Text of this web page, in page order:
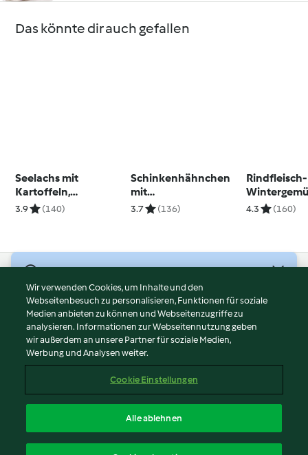
Das könnte dir auch gefallen
Seelachs mit
Kartoffeln,
Kaiserschoten und
3.9 (140)
Schinkenhähnchen
mit
Weihnachtsrotkohl
3.7 (136)
Rindfleisch-
4.3 (160)
Nutzungsbedingungen
Datenschutzrichtlinien
Disclaimer
Impressum
Inhalt melden
Erklärung zur Barrierefreiheit
Wir verwenden Cookies, um Inhalte und den
Webseitenbesuch zu personalisieren, Funktionen für soziale
Medien anbieten zu können und Webseitenzugriffe zu
analysieren. Informationen zur Webseitennutzung geben
wir außerdem an unsere Partner für soziale Medien,
Werbung und Analysen weiter.
Cookie Einstellungen
Alle ablehnen